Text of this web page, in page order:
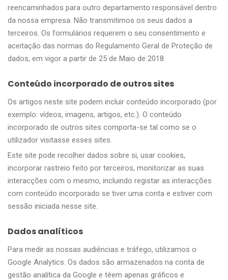
reencaminhados para outro departamento responsável dentro
da nossa empresa. Não transmitimos os seus dados a
terceiros. Os formulários requerem o seu consentimento e
aceitação das normas do Regulamento Geral de Proteção de
dados, em vigor a partir de 25 de Maio de 2018.
Conteúdo incorporado de outros sites
Os artigos neste site podem incluir conteúdo incorporado (por
exemplo: vídeos, imagens, artigos, etc.). O conteúdo
incorporado de outros sites comporta-se tal como se o
utilizador visitasse esses sites.
Este site pode recolher dados sobre si, usar cookies,
incorporar rastreio feito por terceiros, monitorizar as suas
interacções com o mesmo, incluindo registar as interacções
com conteúdo incorporado se tiver uma conta e estiver com
sessão iniciada nesse site.
Dados analíticos
Para medir as nossas audiências e tráfego, utilizamos o
Google Analytics. Os dados são armazenados na conta de
gestão analítica da Google e têem apenas gráficos e